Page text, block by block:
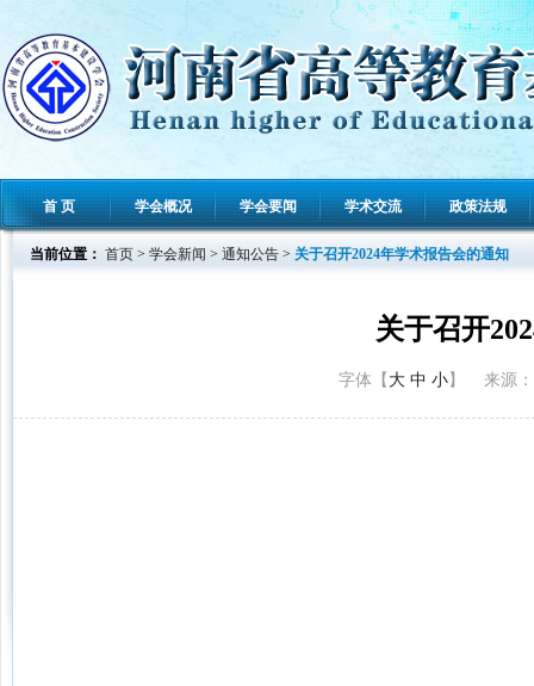
首 页 学会概况 学会要闻 学术交流 政策法规
当前位置： 首页 > 学会新闻 > 通知公告 > 关于召开2024年学术报告会的通知
关于召开
字体【 大中 小】 来源：